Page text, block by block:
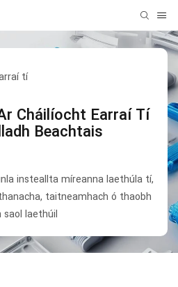
tí
Cháilíocht Earraí Tí
Beachtais
insteallta míreanna laethúla tí,
taitneamhach ó thaobh
laethúil